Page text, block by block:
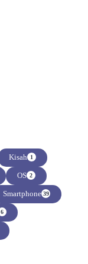
Kisah 1
OS 2
Smartphone 39
6